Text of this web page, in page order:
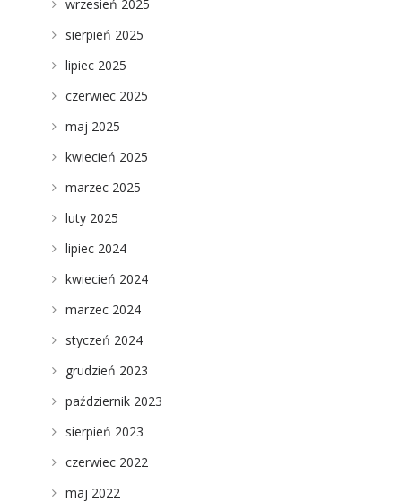
wrzesień 2025
sierpień 2025
lipiec 2025
czerwiec 2025
maj 2025
kwiecień 2025
marzec 2025
luty 2025
lipiec 2024
kwiecień 2024
marzec 2024
styczeń 2024
grudzień 2023
październik 2023
sierpień 2023
czerwiec 2022
maj 2022